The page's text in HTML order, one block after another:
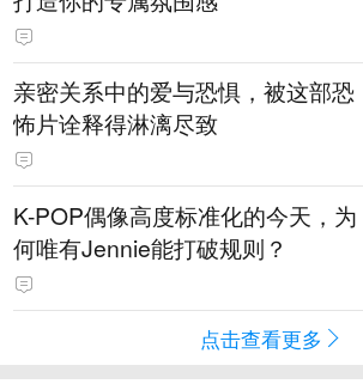
亲密关系中的爱与恐惧，被这部恐
怖片诠释得淋漓尽致
K-POP偶像高度标准化的今天，为
何唯有Jennie能打破规则？
点击查看更多